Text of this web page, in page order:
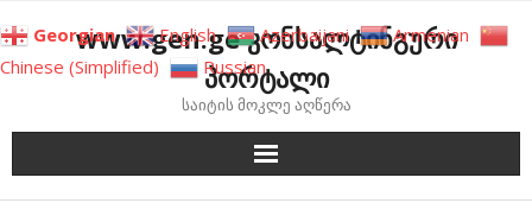
to
content
www.gen.ge კონსალტინგური
პორტალი
საიტის მოკლე აღწერა
Georgian English Azerbaijani
Armenian
Chinese (Simplified)
Russian